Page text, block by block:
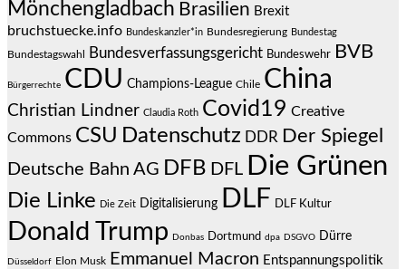
Mönchengladbach Brasilien Brexit
bruchstuecke.info Bundeskanzler*in Bundesregierung Bundestag
Bundestagswahl Bundesverfassungsgericht Bundeswehr BVB
Bürgerrechte CDU Champions-League Chile China
Christian Lindner Claudia Roth Covid19 Creative
Commons CSU Datenschutz DDR Der Spiegel
Deutsche Bahn AG DFB DFL Die Grünen
Die Linke Die Zeit Digitalisierung DLF DLF Kultur
Donald Trump Donbas Dortmund dpa DSGVO Dürre
Düsseldorf Elon Musk Emmanuel Macron Entspannungspolitik